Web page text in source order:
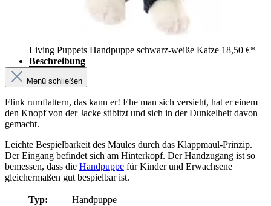
Living Puppets Handpuppe schwarz-weiße Katze 18,50 €*
Beschreibung
Menü schließen
Flink rumflattern, das kann er! Ehe man sich versieht, hat er einem
den Knopf von der Jacke stibitzt und sich in der Dunkelheit davon
gemacht.
Leichte Bespielbarkeit des Maules durch das Klappmaul-Prinzip.
Der Eingang befindet sich am Hinterkopf. Der Handzugang ist so
bemessen, dass die Handpuppe für Kinder und Erwachsene
gleichermaßen gut bespielbar ist.
Typ:
Handpuppe